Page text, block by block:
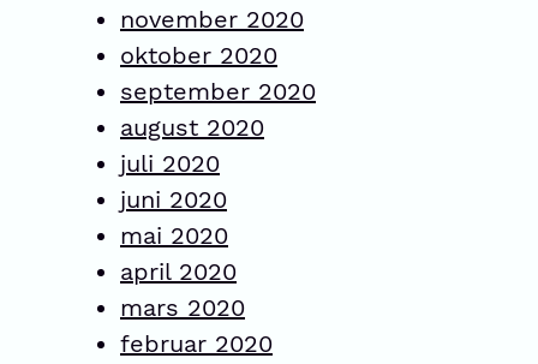
november 2020
oktober 2020
september 2020
august 2020
juli 2020
juni 2020
mai 2020
april 2020
mars 2020
februar 2020